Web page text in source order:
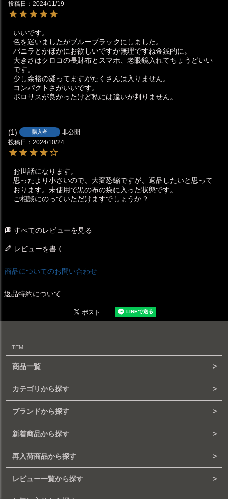
投稿日
2024/11/19
いいです。
色を迷いましたがブルーブラックにしました。
バニラとかほかにお欲しいですが無理ですね金銭的に。
大きさはクロコの長財布とスマホ、老眼鏡入れてちょうどいい
です。
少し余裕の凝ってますがたくさんは入りません。
コンパクトさがいいです。
ポロサスが良かったけど私には違いが判りません。
1 購入者
非公開
投稿日
2024/10/24
お世話になります。
思ったより小さいので、大変恐縮ですが、返品したいと思って
おります。未使用で黒の布の袋に入った状態です。
ご相談にのっていただけますでしょうか？
すべてのレビューを見る
レビューを書く
商品についてのお問い合わせ
返品特約について
ITEM
商品一覧
カテゴリから探す
ブランドから探す
新着商品から探す
再入荷商品から探す
レビュー一覧から探す